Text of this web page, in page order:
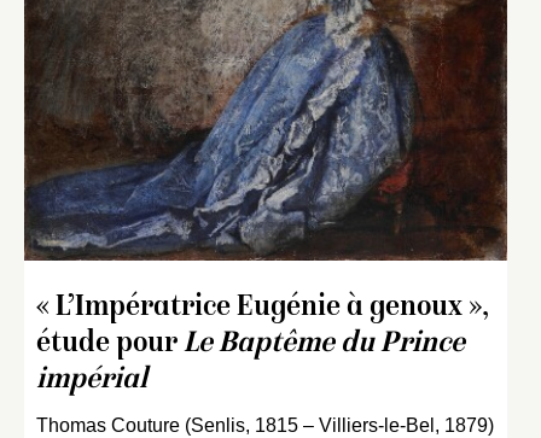
« L’Impératrice Eugénie à genoux »,
étude pour Le Baptême du Prince
impérial
Thomas Couture (Senlis, 1815 – Villiers-le-Bel, 1879)